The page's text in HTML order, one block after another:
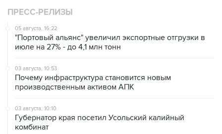
ПРЕСС-РЕЛИЗЫ
05 августа, 16:22
"Портовый альянс" увеличил экспортные отгрузки в
июле на 27% - до 4,1 млн тонн
03 августа, 10:53
Почему инфраструктура становится новым
производственным активом АПК
03 августа, 10:10
Губернатор края посетил Усольский калийный
комбинат